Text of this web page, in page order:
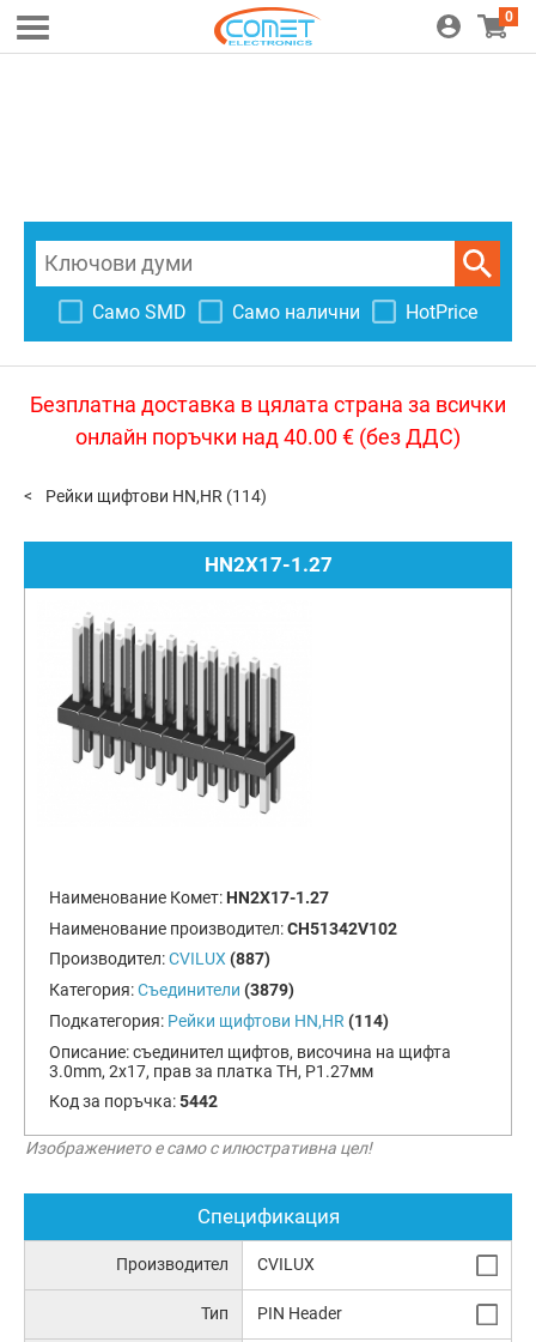
0
Само SMD Само налични HotPrice
Безплатна доставка в цялата страна за всички
онлайн поръчки над 40.00 € (без ДДС)
Рейки щифтови HN,HR (114)
HN2X17-1.27
Наименование Комет: HN2X17-1.27
Наименование производител:CH51342V102
Производител:CVILUX (887)
Категория:Съединители (3879)
Подкатегория: Рейки щифтови HN,HR (114)
Описание:съединител щифтов, височина на щифта
3.0mm, 2x17, прав за платка TH, Р1.27мм
Код за поръчка:5442
Изображението е само с илюстративна цел!
Спецификация
Производител CVILUX
Тип PIN Header